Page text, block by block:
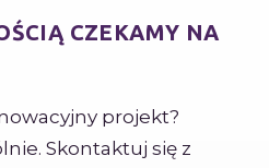
CZEKAMY NA
projekt?
Skontaktuj się z